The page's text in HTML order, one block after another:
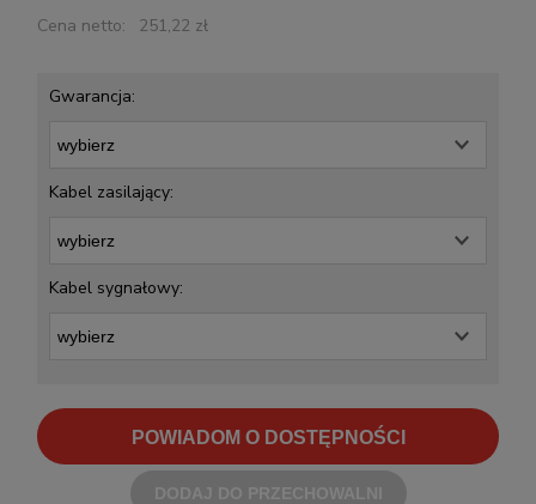
Cena netto: 251,22 zł
Gwarancja:
Kabel zasilający:
Kabel sygnałowy:
POWIADOM O DOSTĘPNOŚCI